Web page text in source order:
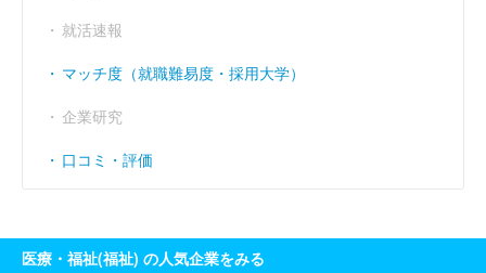
就活速報
マッチ度（就職難易度・採用大学）
企業研究
口コミ・評価
医療・福祉(福祉) の人気企業をみる